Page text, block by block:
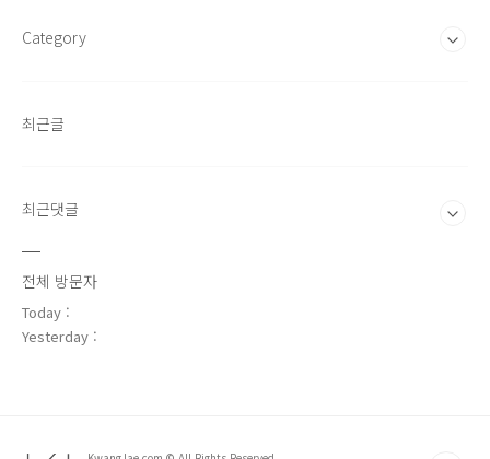
Category
최근글
최근댓글
전체 방문자
Today :
Yesterday :